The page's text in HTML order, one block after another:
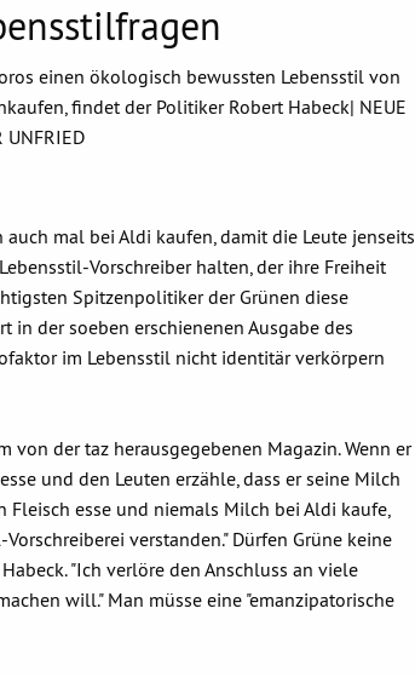
einen ökologisch bewussten Lebensstil von
findet der Politiker Robert Habeck| NEUE
UNFRIED
mal bei Aldi kaufen, damit die Leute jenseits
Vorschreiber halten, der ihre Freiheit
Spitzenpolitiker der Grünen diese
der soeben erschienenen Ausgabe des
im Lebensstil nicht identitär verkörpern
von der taz herausgegebenen Magazin. Wenn er
und den Leuten erzähle, dass er seine Milch
Fleisch esse und niemals Milch bei Aldi kaufe,
verstanden." Dürfen Grüne keine
"Ich verlöre den Anschluss an viele
will." Man müsse eine "emanzipatorische